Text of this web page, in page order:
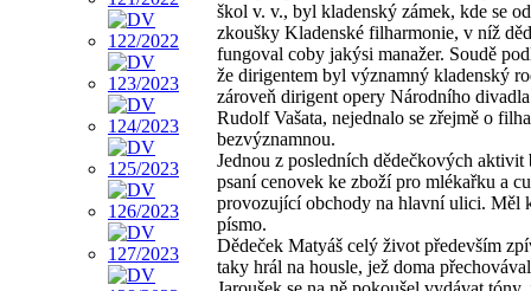
škol v. v., byl kladenský zámek, kde se
zkoušky Kladenské filharmonie, v níž
fungoval coby jakýsi manažer. Soudě
že dirigentem byl významný kladenský
zároveň dirigent opery Národního
Rudolf Vašata, nejednalo se zřejmě o
bezvýznamnou.
Jednou z posledních dědečkových aktivit
psaní cenovek ke zboží pro mlékařku a
provozující obchody na hlavní ulici. Měl
písmo.
Dědeček Matyáš celý život především
taky hrál na housle, jež doma